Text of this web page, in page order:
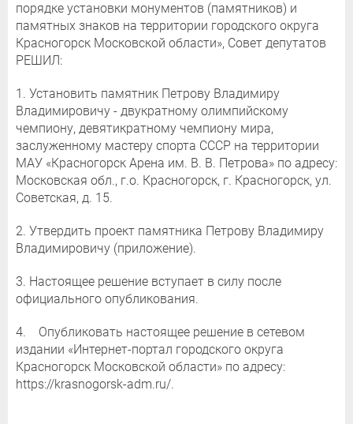
порядке установки монументов (памятников) и
памятных знаков на территории городского округа
Красногорск Московской области», Совет депутатов
РЕШИЛ:
1. Установить памятник Петрову Владимиру
Владимировичу - двукратному олимпийскому
чемпиону, девятикратному чемпиону мира,
заслуженному мастеру спорта СССР на территории
МАУ «Красногорск Арена им. В. В. Петрова» по адресу:
Московская обл., г.о. Красногорск, г. Красногорск, ул.
Советская, д. 15.
2. Утвердить проект памятника Петрову Владимиру
Владимировичу (приложение).
3. Настоящее решение вступает в силу после
официального опубликования.
4. Опубликовать настоящее решение в сетевом
издании «Интернет-портал городского округа
Красногорск Московской области» по адресу:
https://krasnogorsk-adm.ru/.